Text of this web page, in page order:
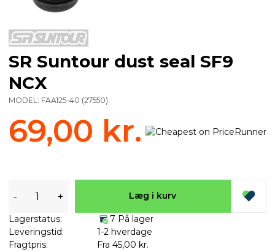
SR Suntour dust seal SF9
NCX
MODEL: FAA125-40 (27550)
69,00 kr.
- + Læg i kurv
Lagerstatus:
7 På lager
Leveringstid:
1-2 hverdage
Fragtpris:
Fra 45,00 kr.